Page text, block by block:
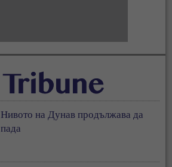
Нивото на Дунав продължава да
пада